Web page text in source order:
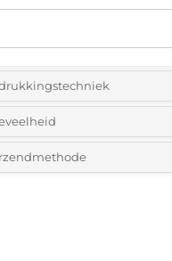
en kleuren van het logo:
het gewenste aantal in